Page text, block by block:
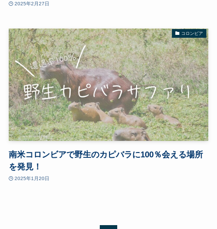
2025年2月27日
コロンビア
南米コロンビアで野生のカピバラに100％会える場所
を発見！
2025年1月20日